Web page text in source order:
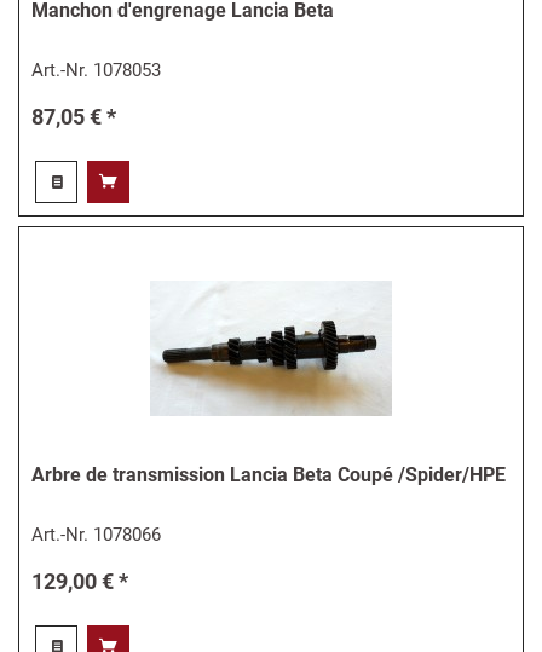
Manchon d'engrenage Lancia Beta
Art.-Nr. 1078053
87,05 € *
Arbre de transmission Lancia Beta Coupé /Spider/HPE
Art.-Nr. 1078066
129,00 € *